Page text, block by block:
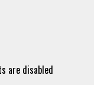
are disabled